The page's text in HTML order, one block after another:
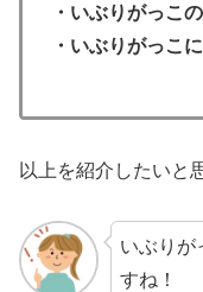
・ いぶりがっこ
・いぶりがっこ
以上を紹介したいと
いぶりが
すね！